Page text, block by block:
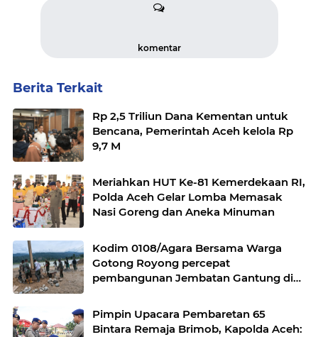
komentar
Berita Terkait
Rp 2,5 Triliun Dana Kementan untuk
Bencana, Pemerintah Aceh kelola Rp
9,7 M
Meriahkan HUT Ke-81 Kemerdekaan RI,
Polda Aceh Gelar Lomba Memasak
Nasi Goreng dan Aneka Minuman
Kodim 0108/Agara Bersama Warga
Gotong Royong percepat
pembangunan Jembatan Gantung di
Pimpin Upacara Pembaretan 65
Bintara Remaja Brimob, Kapolda Aceh: